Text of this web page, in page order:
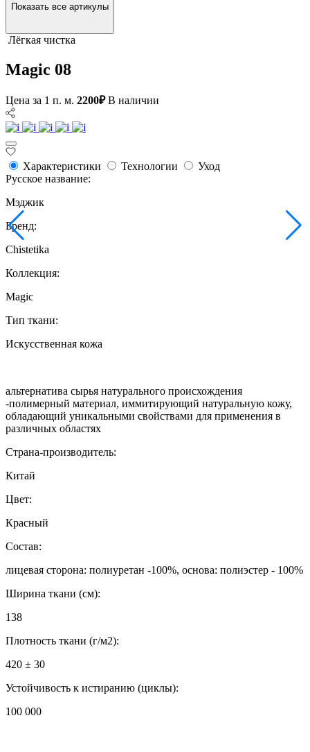
Показать все артикулы
Лёгкая чистка
Magic 08
Цена за 1 п. м. 2200₽ В наличии
Характеристики Технологии
Уход
Русское название:
Мэджик
Бренд:
Chistetika
Коллекция:
Magic
Тип ткани:
Искусственная кожа
альтернатива сырья натурального происхождения
-полимерный материал, иммитирующий натуральную кожу,
обладающий уникальными свойствами для применения в
различных областях
Страна-производитель:
Китай
Цвет:
Красный
Состав:
лицевая сторона: полиуретан -100%, основа: полиэстер - 100%
Ширина ткани (см):
138
Плотность ткани (г/м2):
420 ± 30
Устойчивость к истиранию (циклы):
100 000